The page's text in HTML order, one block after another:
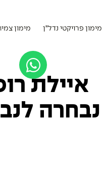
מימון פרויקטי נדל”ן מימון
איילת
נבחרה